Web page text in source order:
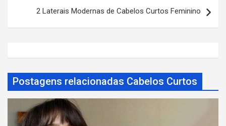
ã
o
d
2 Laterais Modernas de Cabelos Curtos Feminino
Postagens relacionadas Cabelos Curtos